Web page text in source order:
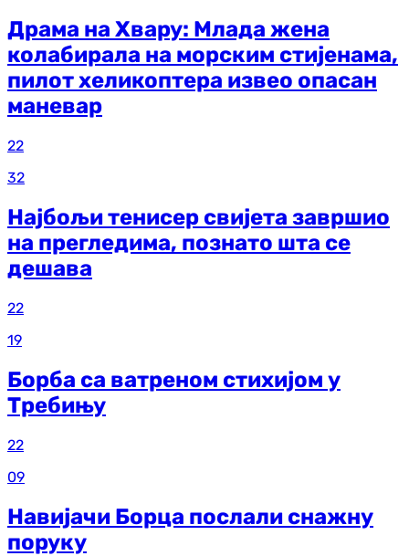
Драма на Хвару: Млада жена
колабирала на морским стијенама,
пилот хеликоптера извео опасан
маневар
22
32
Најбољи тенисер свијета завршио
на прегледима, познато шта се
дешава
22
19
Борба са ватреном стихијом у
Требињу
22
09
Навијачи Борца послали снажну
поруку